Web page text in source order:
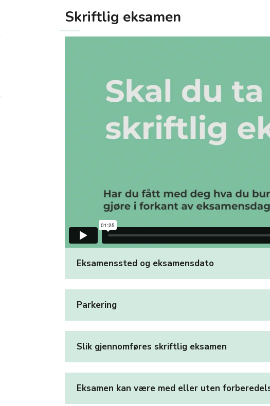
Skriftlig eksamen
Eksamenssted og eksamensdato
Parkering
Slik gjennomføres skriftlig eksamen
Eksamen kan være med eller uten